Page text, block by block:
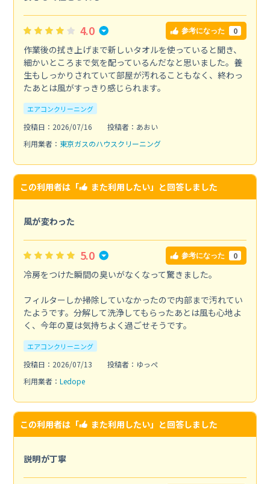
4.0 参考になった 0
作業後の拭き上げまで新しいタオルを使っていると聞き、
細かいところまで気を配っているんだなと思いました。養
生もしっかりされていて部屋が汚れることもなく、終わっ
たあとは風がすっきり感じられます。
エアコンクリーニング
投稿日：2026/07/16
投稿者：あおい
利用業者： 東京ガスのハウスクリーニング
この利用者は「 また利用したい」と回答しました
風が変わった
5.0 参考になった 0
冷房をつけた瞬間の臭いがなくなって驚きました。
フィルターしか掃除していなかったので内部まで汚れてい
たようです。分解して洗浄してもらったあとは風も心地よ
く、今年の夏は気持ちよく過ごせそうです。
エアコンクリーニング
投稿日：2026/07/13
投稿者：ゆっぺ
利用業者： Ledope
この利用者は「 また利用したい」と回答しました
説明が丁寧